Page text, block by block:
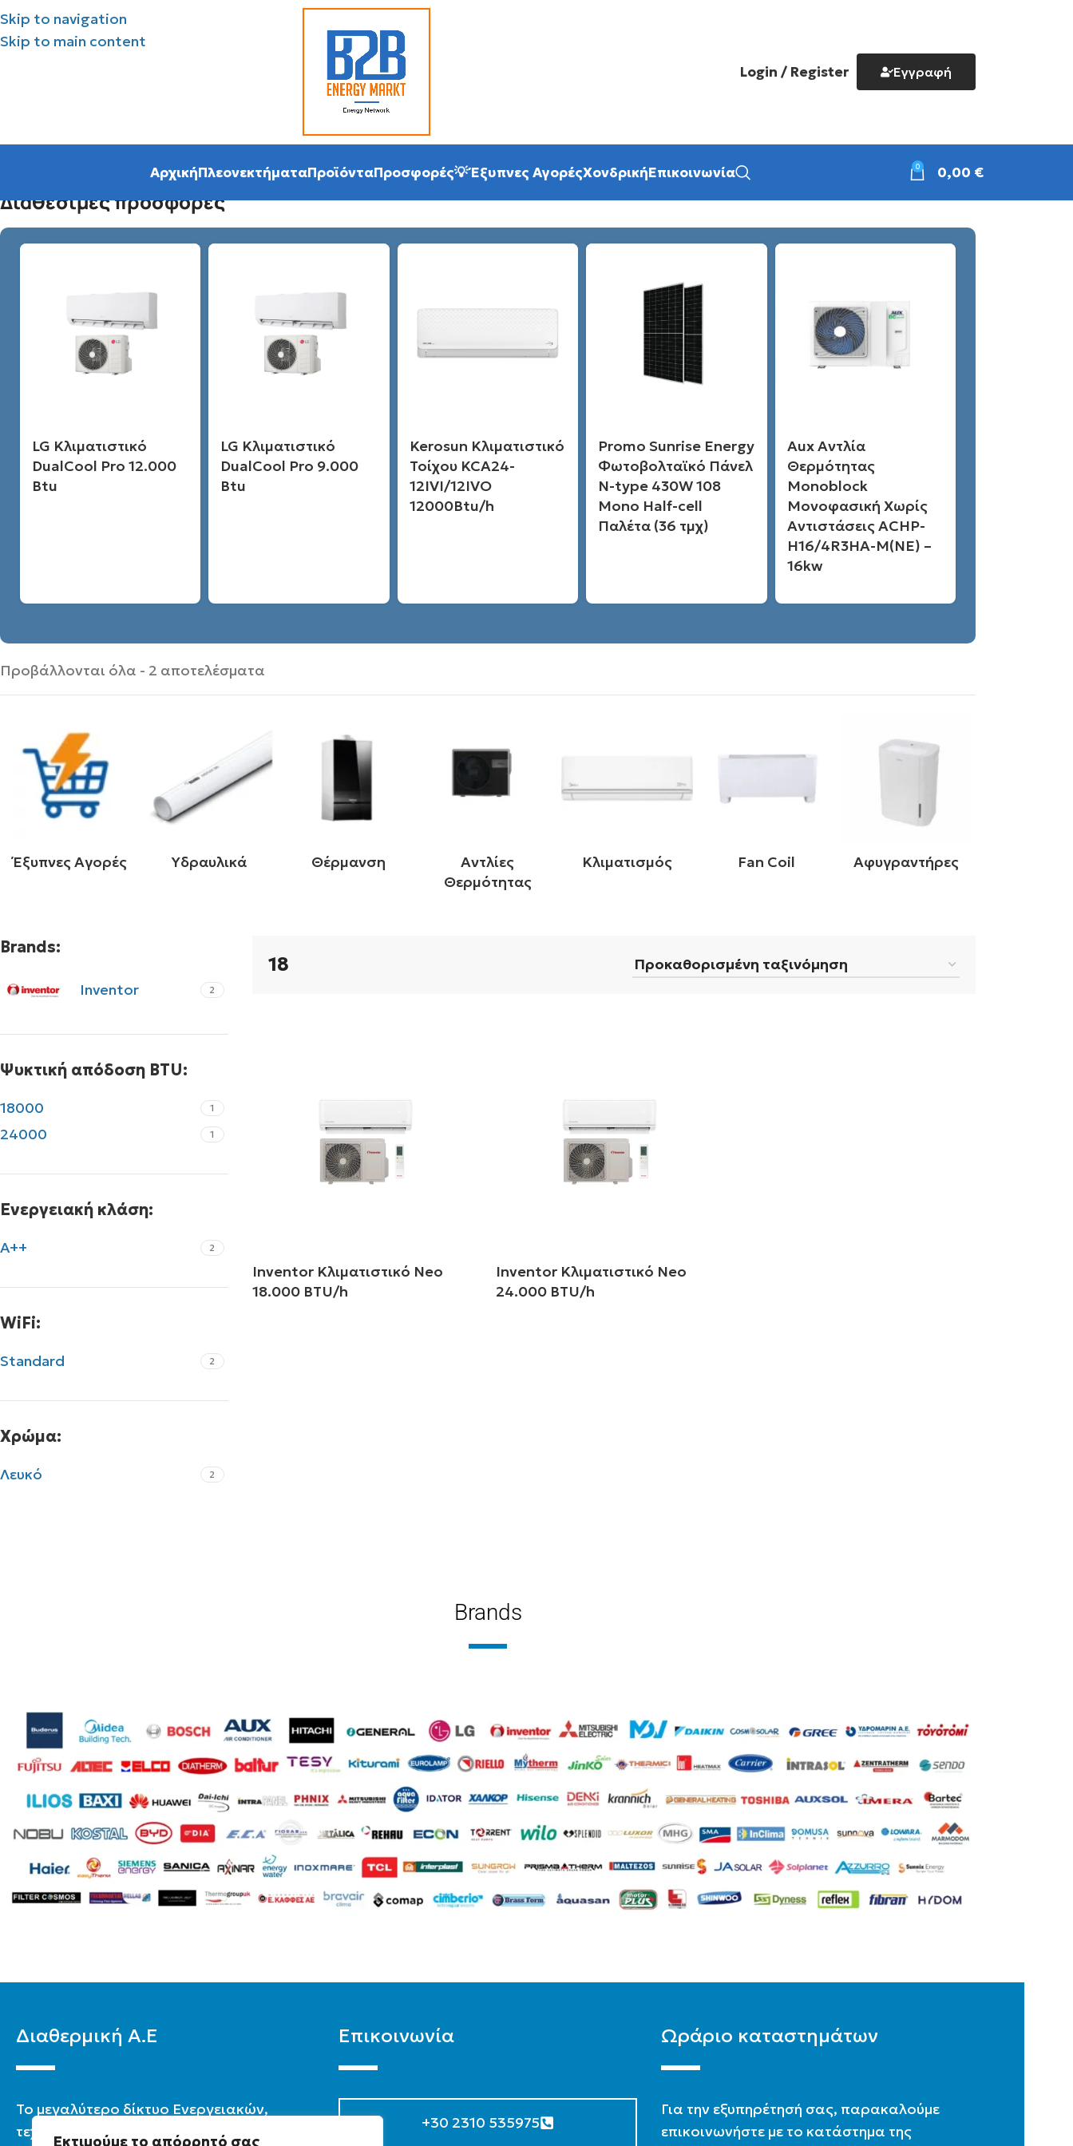
Εκτιμούμε το απόρρητό σας
Skip to navigation
Skip to main content
Login / Register Εγγραφή
ΑρχικήΠλεονεκτήματαΠροϊόνταΠροσφορές💡 Έξυπνες ΑγορέςΧονδρικήΕπικοινωνία 0 0,00 €
Διάθεσιμες προσφορές
LG Κλιματιστικό
DualCool Pro 12.000
Btu
LG Κλιματιστικό
DualCool Pro 9.000
Btu
Kerosun Κλιματιστικό
Τοίχου KCA24-
12IVI/12IVO
12000Btu/h
Promo Sunrise Energy
Φωτοβολταϊκό Πάνελ
N-type 430W 108
Mono Half-cell
Παλέτα (36 τμχ)
Aux Αντλία
Θερμότητας
Monoblock
Μονοφασική Χωρίς
Αντιστάσεις ACHP-
H16/4R3HA-M(NE) –
16kw
Προβάλλονται όλα - 2 αποτελέσματα
Έξυπνες Αγορές Υδραυλικά Θέρμανση
Αντλίες
Θερμότητας
Κλιματισμός Fan Coil Αφυγραντήρες
Brands:
Inventor 2
Ψυκτική απόδοση BTU:
18000 1
24000 1
Ενεργειακή κλάση:
A++ 2
WiFi:
Standard 2
Χρώμα:
Λευκό 2
18
Inventor Κλιματιστικό Neo
18.000 BTU/h
Inventor Κλιματιστικό Neo
24.000 BTU/h
Brands
Διαθερμική Α.Ε
To μεγαλύτερο δίκτυο Ενεργειακών,
τεχνικών & καταστημάτων στην Ελλάδα.
Επικοινωνία
+30 2310 535975
Ωράριο καταστημάτων
Για την εξυπηρέτησή σας, παρακαλούμε
επικοινωνήστε με το κατάστημα της